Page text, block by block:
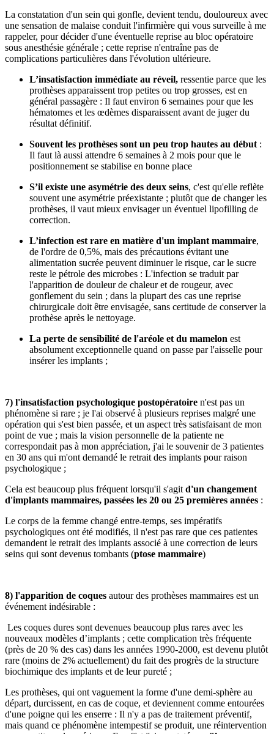
La constatation d'un sein qui gonfle, devient tendu, douloureux avec
une sensation de malaise conduit l'infirmière qui vous surveille à me
rappeler, pour décider d'une éventuelle reprise au bloc opératoire
sous anesthésie générale ; cette reprise n'entraîne pas de
complications particulières dans l'évolution ultérieure.
L’insatisfaction immédiate au réveil, ressentie parce que les
prothèses apparaissent trop petites ou trop grosses, est en
général passagère : Il faut environ 6 semaines pour que les
hématomes et les œdèmes disparaissent avant de juger du
résultat définitif.
Souvent les prothèses sont un peu trop hautes au début:
Il faut là aussi attendre 6 semaines à 2 mois pour que le
positionnement se stabilise en bonne place
S’il existe une asymétrie des deux seins, c'est qu'elle reflète
souvent une asymétrie préexistante ; plutôt que de changer les
prothèses, il vaut mieux envisager un éventuel lipofilling de
correction.
L’infection est rare en matière d'un implant mammaire,
de l'ordre de 0,5%, mais des précautions évitant une
alimentation sucrée peuvent diminuer le risque, car le sucre
reste le pétrole des microbes : L'infection se traduit par
l'apparition de douleur de chaleur et de rougeur, avec
gonflement du sein ; dans la plupart des cas une reprise
chirurgicale doit être envisagée, sans certitude de conserver la
prothèse après le nettoyage.
La perte de sensibilité de l'aréole et du mamelon est
absolument exceptionnelle quand on passe par l'aisselle pour
insérer les implants ;
7) l'insatisfaction psychologique postopératoire n'est pas un
phénomène si rare ; je l'ai observé à plusieurs reprises malgré une
opération qui s'est bien passée, et un aspect très satisfaisant de mon
point de vue ; mais la vision personnelle de la patiente ne
correspondait pas à mon appréciation, j'ai le souvenir de 3 patientes
en 30 ans qui m'ont demandé le retrait des implants pour raison
psychologique ;
Cela est beaucoup plus fréquent lorsqu'il s'agitd'un changement
d'implants mammaires, passées les 20 ou 25 premières années :
Le corps de la femme changé entre-temps, ses impératifs
psychologiques ont été modifiés, il n'est pas rare que ces patientes
demandent le retrait des implants associé à une correction de leurs
seins qui sont devenus tombants (ptose mammaire)
8) l'apparition de coques autour des prothèses mammaires est un
événement indésirable :
Les coques dures sont devenues beaucoup plus rares avec les
nouveaux modèles d’implants ; cette complication très fréquente
(près de 20 % des cas) dans les années 1990-2000, est devenu plutôt
rare (moins de 2% actuellement) du fait des progrès de la structure
biochimique des implants et de leur pureté ;
Les prothèses, qui ont vaguement la forme d'une demi-sphère au
départ, durcissent, en cas de coque, et deviennent comme entourées
d'une poigne qui les enserre : Il n'y a pas de traitement préventif,
mais quand ce phénomène intempestif se produit, une réintervention